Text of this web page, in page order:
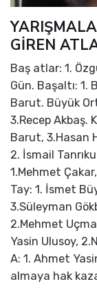
GİREN
Baş atlar: 1.
Gün. Başaltı: 1.
Barut. Büyük
3.Recep Akbaş.
Barut, 3.Hasan
2. İsmail
1.Mehmet
Tay: 1. İsmet
3.Süleyman
2.Mehmet
Yasin Ulusoy,
A: 1. Ahmet
almaya hak